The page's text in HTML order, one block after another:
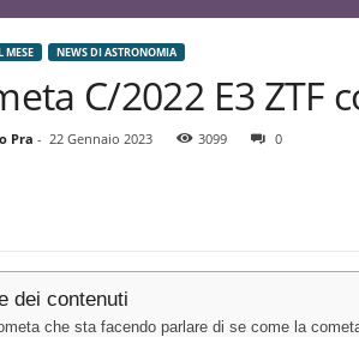
MESE NEWS DI ASTRONOMIA
C/2022 E3 ZTF
Pra - 22 Gennaio 2023 3099 0
dei contenuti
che sta facendo parlare di se come la